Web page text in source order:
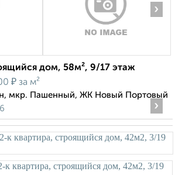
›
дом, 58м², 9/17 этаж
₽ за м²
мкр. Пашенный, ЖК Новый Портовый
›